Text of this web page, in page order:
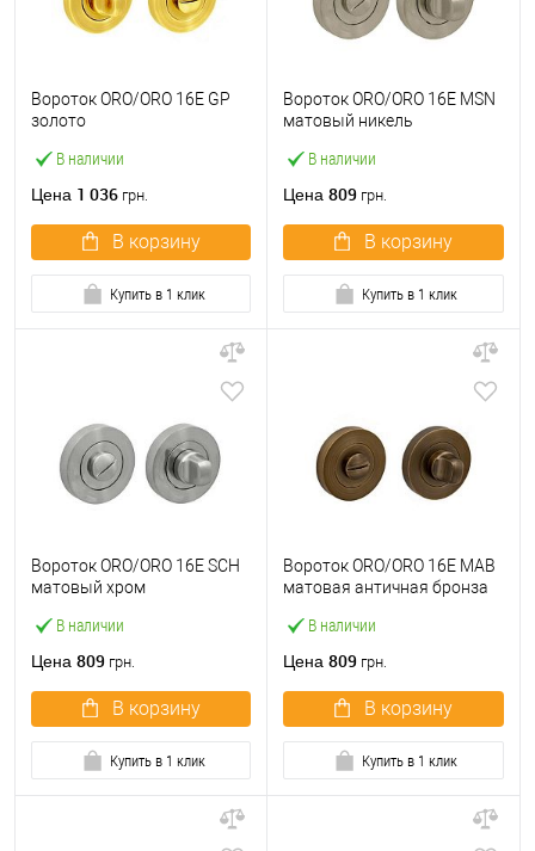
В наличии
Вороток ORO/ORO 16E GP
золото
Цена 1 036 грн.
В корзину
Купить в 1 клик
В наличии
Вороток ORO/ORO 16E MSN
матовый никель
Цена 809 грн.
В корзину
Купить в 1 клик
В наличии
Вороток ORO/ORO 16E SCH
матовый хром
Цена 809 грн.
В корзину
Купить в 1 клик
В наличии
Вороток ORO/ORO 16E МАВ
матовая античная бронза
Цена 809 грн.
В корзину
Купить в 1 клик